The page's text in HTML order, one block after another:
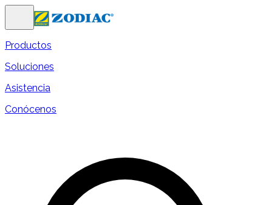
Productos
Soluciones
Asistencia
Conócenos